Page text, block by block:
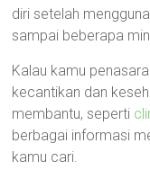
diri setelah
sampai beberapa
Kalau kamu
kecantikan dan
membantu, seperti
berbagai informasi
kamu cari.